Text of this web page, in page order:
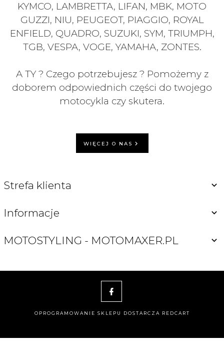
KYMCO, LAMBRETTA, LIFAN, MBK, MOTO
GUZZI, NIU, PEUGEOT, PIAGGIO, ROYAL
ENFIELD, QUADRO, SUZUKI, SYM, TRIUMPH,
TGB, VESPA, VOGE, YAMAHA, ZONTES.
A TY ? Czego potrzebujesz ? Pomożemy z
doborem odpowiednich części do twojego
motocykla czy skutera.
WIĘCEJ O NAS
Strefa klienta
Informacje
MOTOSTYLING - MOTOMAXER.PL
OPROGRAMOWANIE SKLEPU DOSTARCZA REDCART